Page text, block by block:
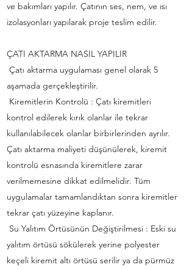
ve bakımları yapılır. Çatının ses, nem, ve ısı
izolasyonları yapılarak proje teslim edilir.
ÇATI AKTARMA NASIL YAPILIR
Çatı aktarma uygulaması genel olarak 5
aşamada gerçekleştirilir.
Kiremitlerin Kontrolü : Çatı kiremitleri
kontrol edilerek kırık olanlar ile tekrar
kullanılabilecek olanlar birbirlerinden ayrılır.
Çatı aktarma maliyeti düşünülerek, kiremit
kontrolü esnasında kiremitlere zarar
verilmemesine dikkat edilmelidir. Tüm
uygulamalar tamamlandıktan sonra kiremitler
tekrar çatı yüzeyine kaplanır.
Su Yalıtım Örtüsünün Değiştirilmesi : Eski su
yalıtım örtüsü sökülerek yerine polyester
keçeli kiremit altı örtüsü serilir ya da pürmüz